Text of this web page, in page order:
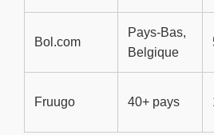
Bol.com
Pays-Bas,
Belgique
Fruugo 40+ pays